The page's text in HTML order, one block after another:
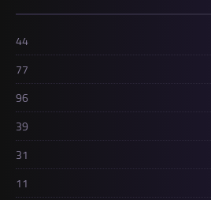
44
77
96
39
31
11